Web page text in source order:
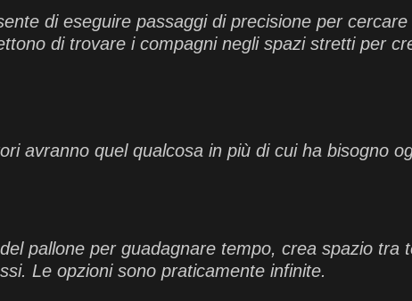
di eseguire passaggi di precisione per
di trovare i compagni negli spazi stretti per
avranno quel qualcosa in più di cui ha bisogno
pallone per guadagnare tempo, crea spazio tra
Le opzioni sono praticamente infinite.